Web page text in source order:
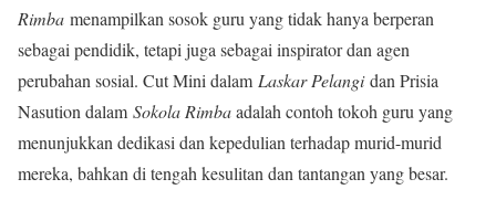
Rimba menampilkan sosok guru yang tidak hanya berperan
sebagai pendidik, tetapi juga sebagai inspirator dan agen
perubahan sosial. Cut Mini dalam Laskar Pelangidan Prisia
Nasution dalam Sokola Rimbaadalah contoh tokoh guru yang
menunjukkan dedikasi dan kepedulian terhadap murid-murid
mereka, bahkan di tengah kesulitan dan tantangan yang besar.